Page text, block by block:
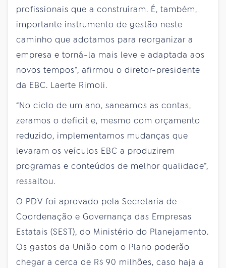
profissionais que a construíram. É, também,
importante instrumento de gestão neste
caminho que adotamos para reorganizar a
empresa e torná-la mais leve e adaptada aos
novos tempos”, afirmou o diretor-presidente
da EBC. Laerte Rimoli.
“No ciclo de um ano, saneamos as contas,
zeramos o deficit e, mesmo com orçamento
reduzido, implementamos mudanças que
levaram os veículos EBC a produzirem
programas e conteúdos de melhor qualidade”,
ressaltou.
O PDV foi aprovado pela Secretaria de
Coordenação e Governança das Empresas
Estatais (SEST), do Ministério do Planejamento.
Os gastos da União com o Plano poderão
chegar a cerca de R$ 90 milhões, caso haja a